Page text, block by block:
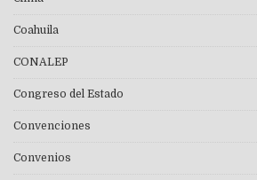
Coahuila
CONALEP
Congreso del Estado
Convenciones
Convenios